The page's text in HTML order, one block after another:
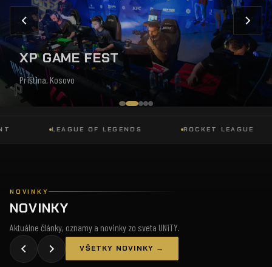
XP GAME FEST
Priština, Kosovo
LEAGUE OF LEGENDS ROCKET LEAGUE
NOVINKY
NOVINKY
Aktuálne články, oznamy a novinky zo sveta UNiTY.
VŠETKY NOVINKY →